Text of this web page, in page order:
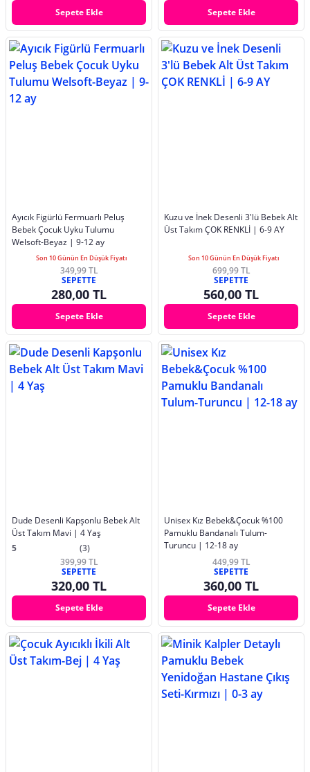
Sepete Ekle Sepete Ekle
Ayıcık Figürlü Fermuarlı Peluş
Bebek Çocuk Uyku Tulumu
Welsoft-Beyaz | 9-12 ay
Son 10 Günün En Düşük Fiyatı
349,99 TL
SEPETTE
280,00 TL
Sepete Ekle
Kuzu ve İnek Desenli 3'lü Bebek Alt
Üst Takım ÇOK RENKLİ | 6-9 AY
Son 10 Günün En Düşük Fiyatı
699,99 TL
SEPETTE
560,00 TL
Sepete Ekle
Dude Desenli Kapşonlu Bebek Alt
Üst Takım Mavi | 4 Yaş
5
(3)
399,99 TL
SEPETTE
320,00 TL
Sepete Ekle
Unisex Kız Bebek&Çocuk %100
Pamuklu Bandanalı Tulum-
Turuncu | 12-18 ay
449,99 TL
SEPETTE
360,00 TL
Sepete Ekle